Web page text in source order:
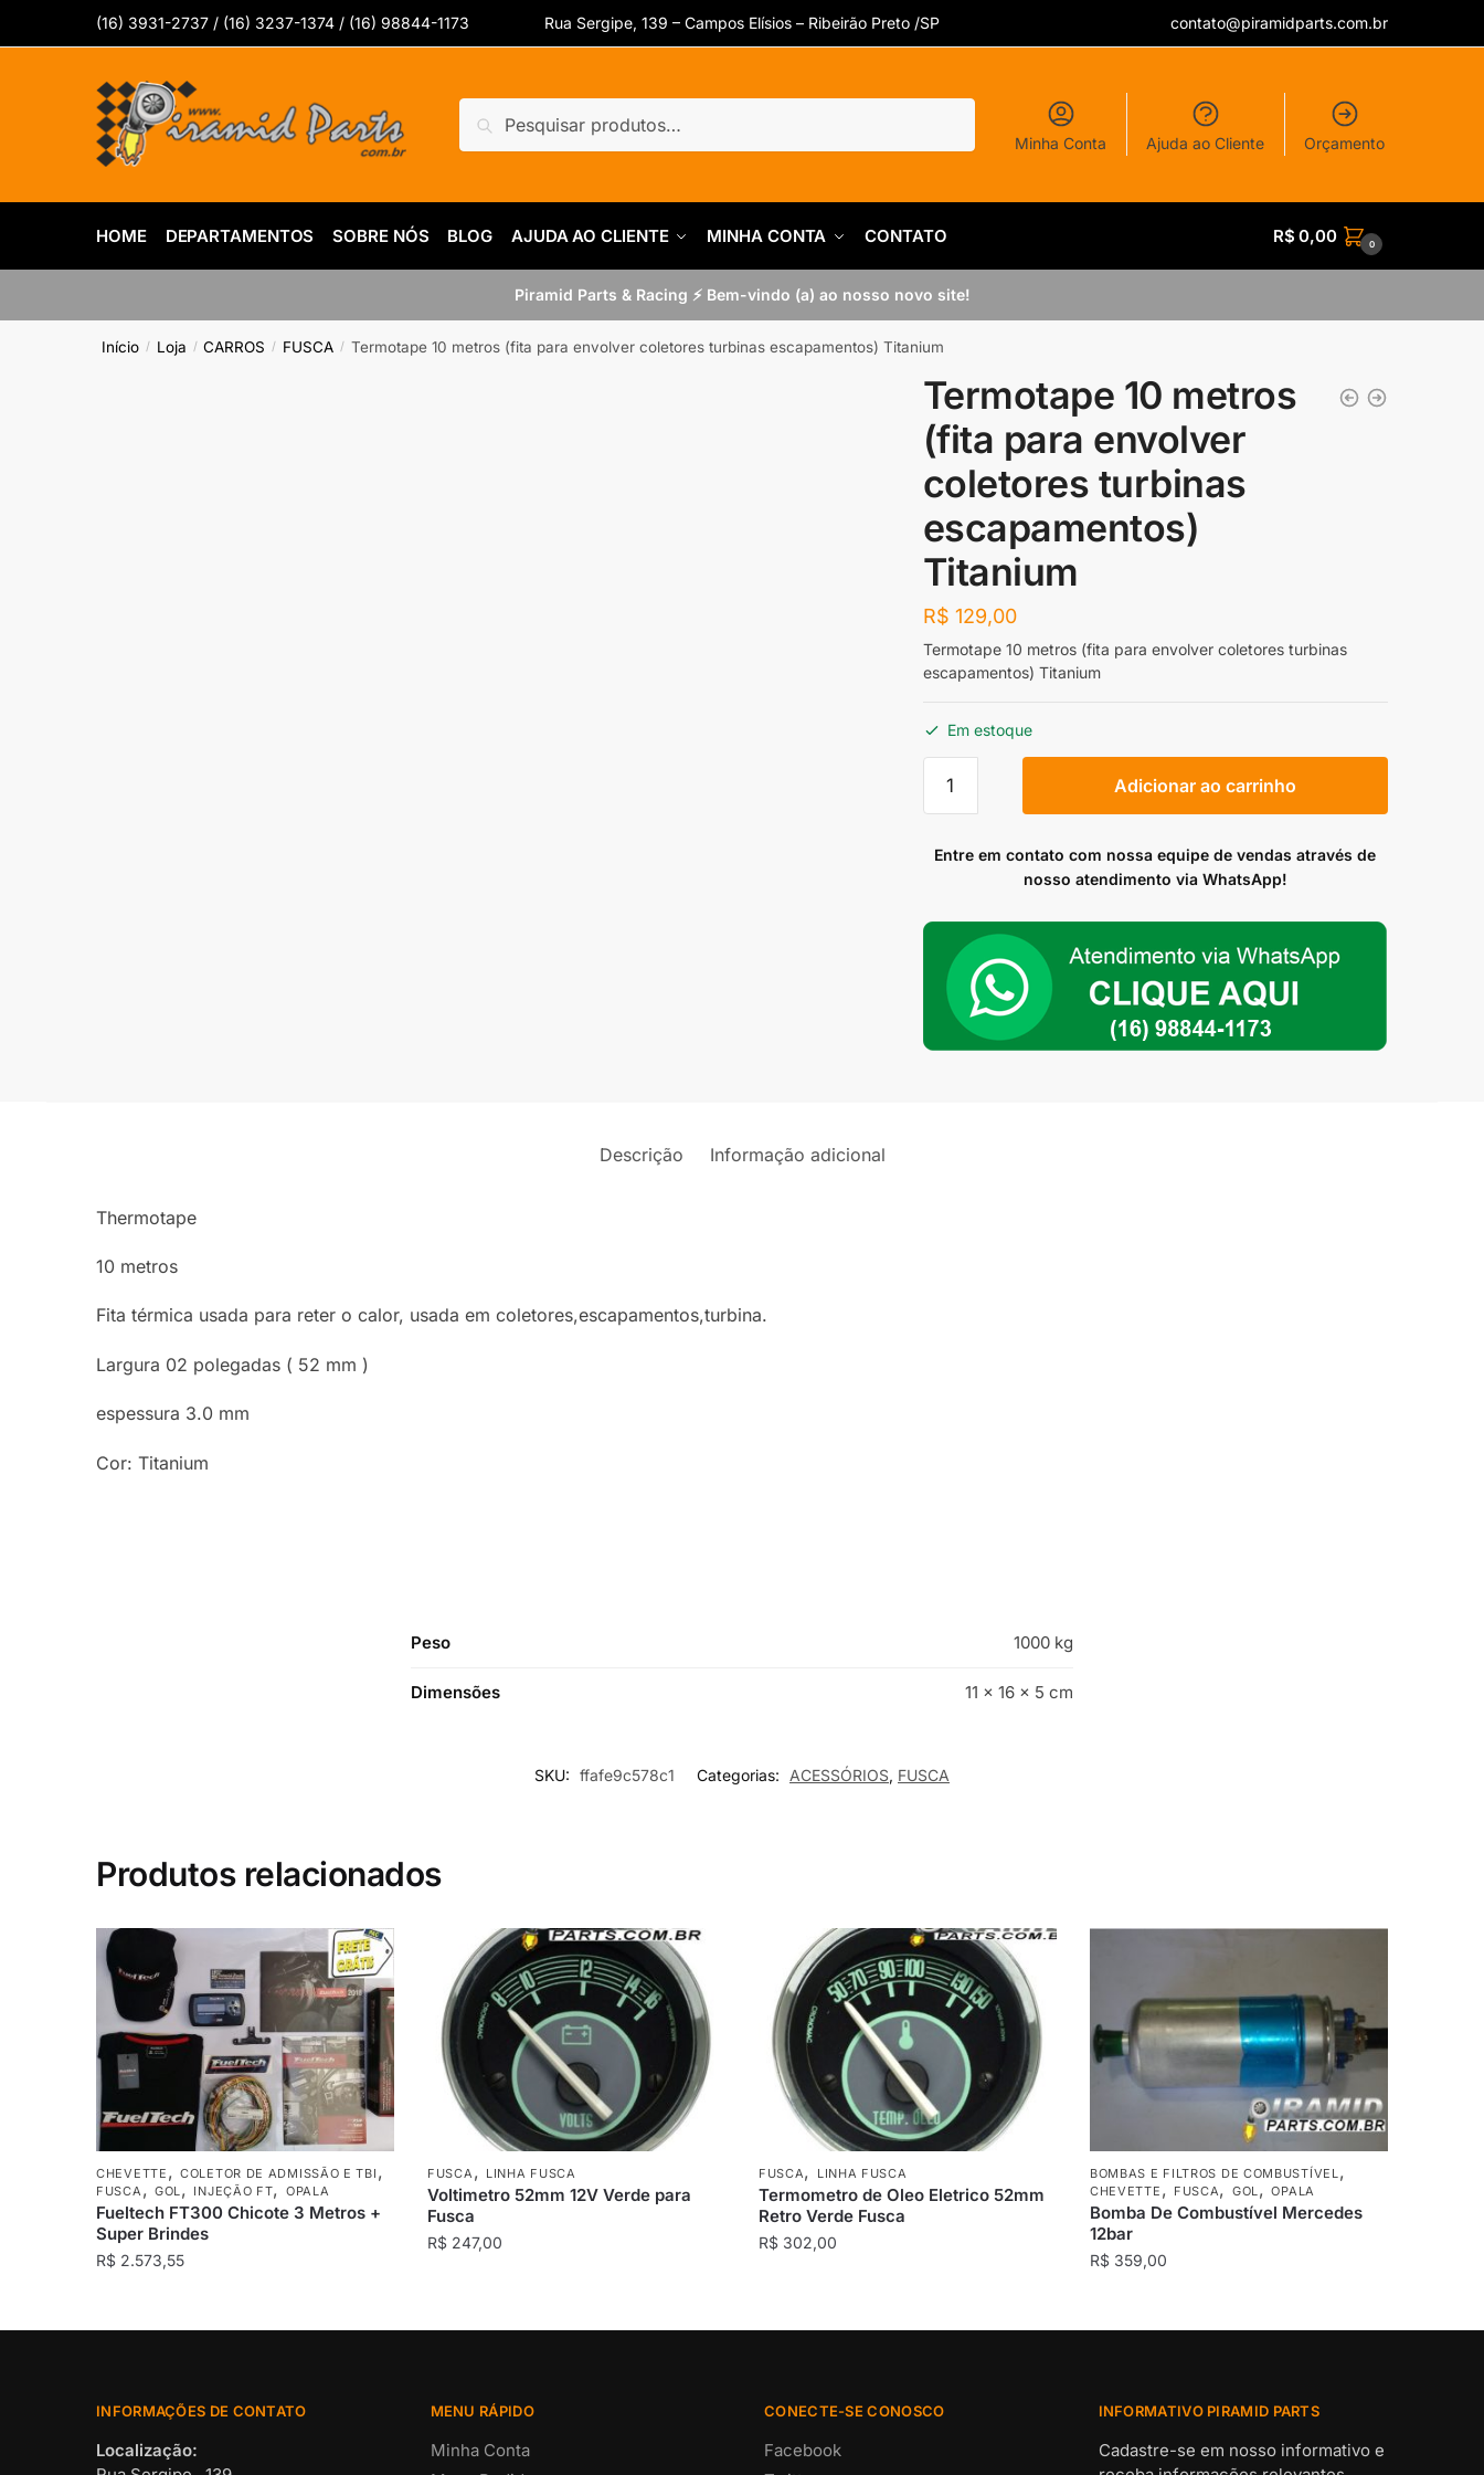
(16) 3931-2737 / (16) 3237-1374 / (16) 98844-1173 Rua Sergipe, 139 – Campos Elísios – Ribeirão Preto /SP contato@piramidparts.com.br
por:
Pesquisar
Minha Conta Ajuda ao Cliente Orçamento
HOME DEPARTAMENTOS SOBRE NÓS BLOG AJUDA AO CLIENTE MINHA CONTA CONTATO R$ 0,00 0
Piramid Parts & Racing ⚡ Bem-vindo (a) ao nosso novo site!
Início / Loja / CARROS / FUSCA / Termotape 10 metros (fita para envolver coletores turbinas escapamentos) Titanium
Termotape 10 metros
(fita para envolver
coletores turbinas
escapamentos)
Titanium
R$ 129,00
Termotape 10 metros (fita para envolver coletores turbinas
escapamentos) Titanium
Em estoque
(fita
coletores
turbinas
escapamentos)
Titanium
quantidade
Adicionar ao carrinho
Entre em contato com nossa equipe de vendas através de
nosso atendimento via WhatsApp!
Descrição Informação adicional
Thermotape
10 metros
Fita térmica usada para reter o calor, usada em coletores,escapamentos,turbina.
Largura 02 polegadas ( 52 mm )
espessura 3.0 mm
Cor: Titanium
Peso 1000 kg
Dimensões 11 × 16 × 5 cm
SKU: ffafe9c578c1 Categorias: ACESSÓRIOS, FUSCA
Produtos relacionados
CHEVETTE ,COLETOR DE ADMISSÃO E TBI ,
FUSCA, GOL, INJEÇÃO FT, OPALA
Fueltech FT300 Chicote 3 Metros +
Super Brindes
R$ 2.573,55
FUSCA, LINHA FUSCA
Voltimetro 52mm 12V Verde para
Fusca
R$ 247,00
FUSCA, LINHA FUSCA
Termometro de Oleo Eletrico 52mm
Retro Verde Fusca
R$302,00
BOMBAS E FILTROS DE COMBUSTÍVEL,
CHEVETTE , FUSCA, GOL,OPALA
Bomba De Combustível Mercedes
12bar
R$359,00
INFORMAÇÕES DE CONTATO
Localização:
MENU RÁPIDO
Minha Conta
CONECTE-SE CONOSCO
Facebook
INFORMATIVO PIRAMID PARTS
Cadastre-se em nosso informativo e